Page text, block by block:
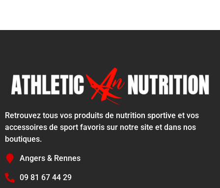
Retrouvez tous vos produits de nutrition sportive et vos
accessoires de sport favoris sur notre site et dans nos
boutiques.
Angers & Rennes
09 81 67 44 29